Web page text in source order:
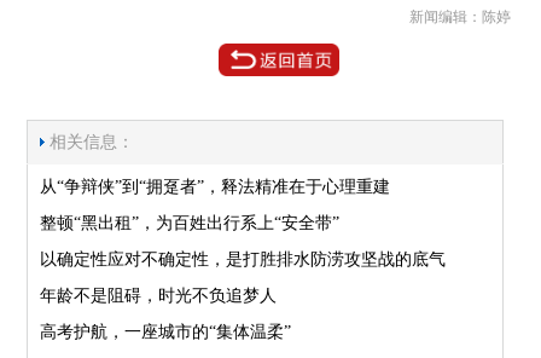
新闻编辑：陈婷
相关信息：
从“争辩侠”到“拥趸者”，释法精准在于心理重建
整顿“黑出租”，为百姓出行系上“安全带”
以确定性应对不确定性，是打胜排水防涝攻坚战的底气
年龄不是阻碍，时光不负追梦人
高考护航，一座城市的“集体温柔”